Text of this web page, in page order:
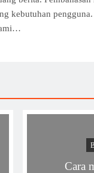
kebutuhan
Cara